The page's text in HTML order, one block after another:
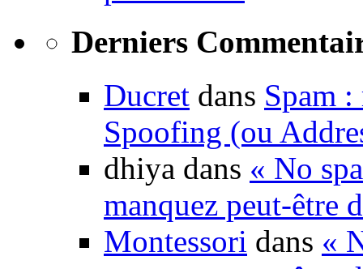
Derniers
Ducret dans Spam :
Spoofing (ou
dhiya dans « No
manquez peut-être
Montessori dans «